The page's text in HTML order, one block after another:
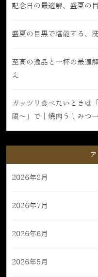
記念日の最適解、盛夏の
盛夏の目黒で堪能する、
至高の逸品と一杯の最適
え
ガッツリ食べたいときは
限〜」で｜焼肉うしみつ
2026年8月
2026年7月
2026年6月
2026年5月